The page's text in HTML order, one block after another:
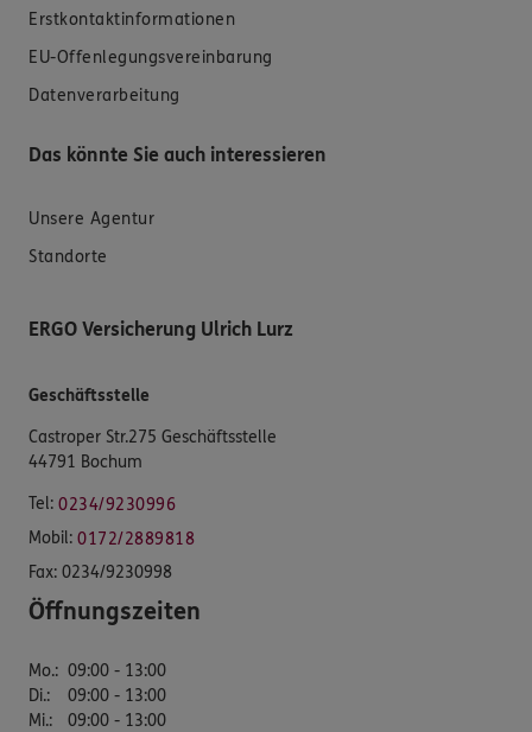
Erstkontaktinformationen
EU-Offenlegungsvereinbarung
Datenverarbeitung
Das könnte Sie auch interessieren
Unsere Agentur
Standorte
ERGO Versicherung Ulrich Lurz
Geschäftsstelle
Castroper Str.275 Geschäftsstelle
44791 Bochum
Tel: 0234/9230996
Mobil: 0172/2889818
Fax: 0234/9230998
Öffnungszeiten
Mo.: 09:00 - 13:00
Di.:
09:00 - 13:00
Mi.:
09:00 - 13:00